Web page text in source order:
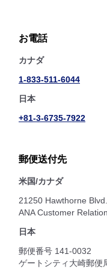
お電話
カナダ
1-833-511-6044
日本
+81-3-6735-7922
郵便送付先
米国/カナダ
21250 Hawthorne
ANA Customer
日本
郵便番号 141-0032
ゲートシティ大崎郵便